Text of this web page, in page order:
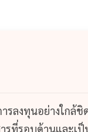
รลงทุนอย่างใกล้ชิ
รที่รอบด้านและเป็